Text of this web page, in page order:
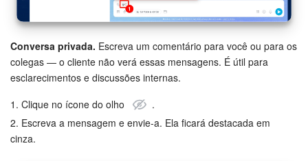
Conversa privada. Escreva um comentário para você ou para os
colegas — o cliente não verá essas mensagens. É útil para
esclarecimentos e discussões internas.
1. Clique no ícone do olho
.
2. Escreva a mensagem e envie-a. Ela ficará destacada em
cinza.